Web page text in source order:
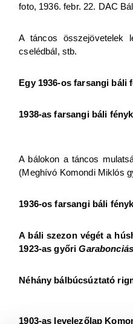
foto, 1936. febr. 22. DAC
A táncos összejövetelek
cselédbál, stb.
Egy 1936-os farsangi
1938-as farsangi báli
A bálokon a táncos
(Meghívó Komondi Miklós
1936-os farsangi báli
A báli szezon végét a
1923-as győri
Néhány bálbúcsúztató
1903-as levelezőlap